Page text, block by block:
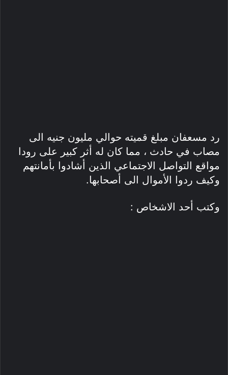
رد مسعفان مبلغ قميته حوالي مليون جنيه الى
مصاب في حادث ، مما كان له أثر كبير على رودا
مواقع التواصل الاجتماعي الذين أشادوا بأمانتهم
وكيف ردوا الأموال الى أصحابها.
وكتب أحد الاشخاص :